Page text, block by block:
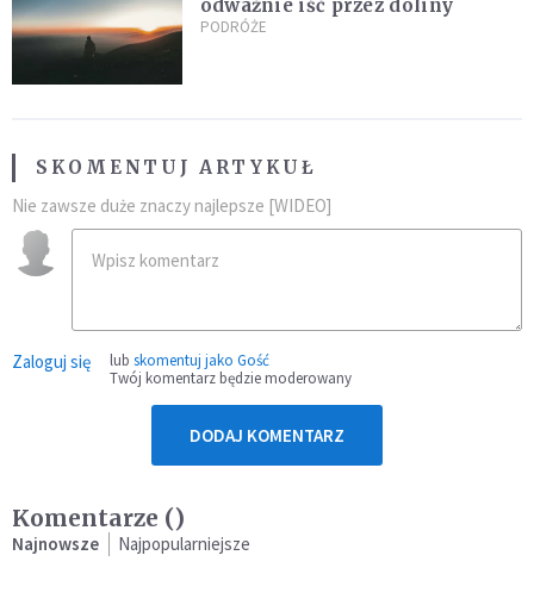
odważnie iść przez doliny
PODRÓŻE
SKOMENTUJ ARTYKUŁ
Nie zawsze duże znaczy najlepsze [WIDEO]
Zaloguj się lub skomentuj jako Gość
Twój komentarz będzie moderowany
DODAJ KOMENTARZ
Komentarze ()
Najnowsze Najpopularniejsze